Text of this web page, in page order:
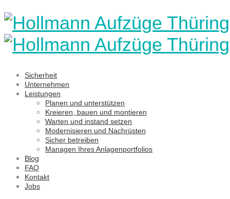
Sicherheit
Unternehmen
Leistungen
Planen und unterstützen
Kreieren, bauen und montieren
Warten und instand setzen
Modernisieren und Nachrüsten
Sicher betreiben
Managen Ihres Anlagenportfolios
Blog
FAQ
Kontakt
Jobs